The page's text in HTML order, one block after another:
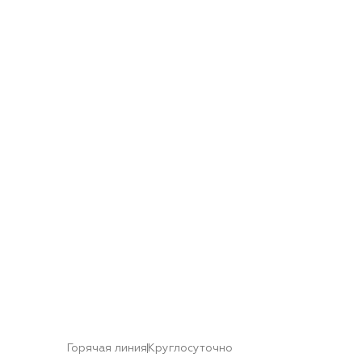
Горячая линия Круглосуточно